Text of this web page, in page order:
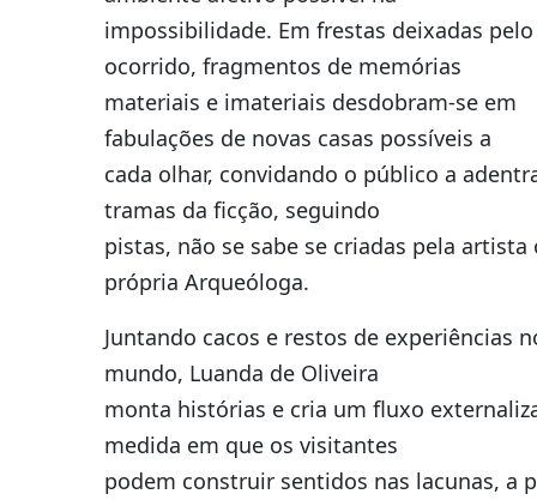
impossibilidade. Em frestas deixadas
ocorrido, fragmentos de memórias
materiais e imateriais desdobram-se em
fabulações de novas casas possíveis a
cada olhar, convidando o público a
tramas da ficção, seguindo
pistas, não se sabe se criadas pela artista
própria Arqueóloga.
Juntando cacos e restos de experiências
mundo, Luanda de Oliveira
monta histórias e cria um fluxo
medida em que os visitantes
podem construir sentidos nas lacunas, a